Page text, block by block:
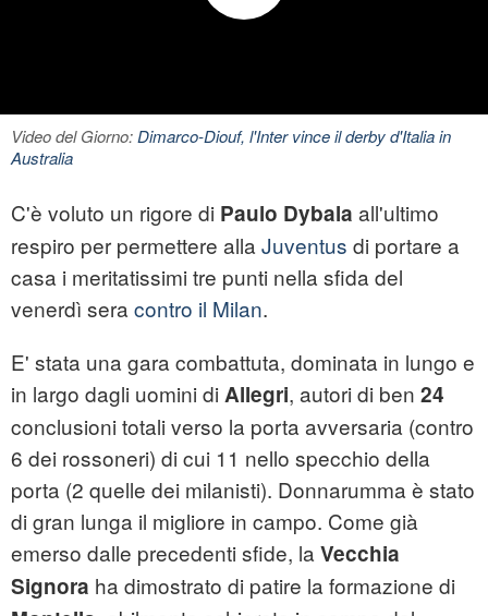
Video del Giorno:Dimarco-Diouf, l'Inter vince il derby d'Italia in
Australia
C'è voluto un rigore di Paulo Dybala all'ultimo
respiro per permettere alla Juventus di portare a
casa i meritatissimi tre punti nella sfida del
venerdì sera contro il Milan.
E' stata una gara combattuta, dominata in lungo e
in largo dagli uomini di Allegri, autori di ben 24
conclusioni totali verso la porta avversaria (contro
6 dei rossoneri) di cui 11 nello specchio della
porta (2 quelle dei milanisti). Donnarumma è stato
di gran lunga il migliore in campo. Come già
emerso dalle precedenti sfide, la Vecchia
Signora ha dimostrato di patire la formazione di